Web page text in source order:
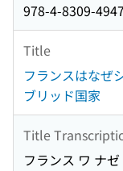
978-4-8309-
Title
フランスはなぜ
ブリッド国家
Title
フランス ワ ナ